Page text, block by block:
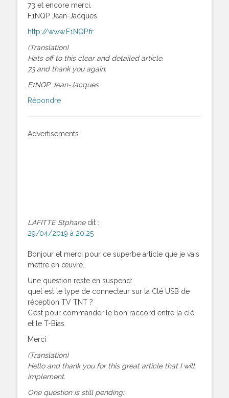
73 et encore merci.
F1NQP Jean-Jacques
http://www.F1NQP.fr
(Translation)
Hats off to this clear and detailed article.
73 and thank you again.
F1NQP Jean-Jacques
Répondre
Advertisements
LAFITTE Stphane dit :
29/04/2019 à 20:25
Bonjour et merci pour ce superbe article que je vais
mettre en œuvre.
Une question reste en suspend:
quel est le type de connecteur sur la Clé USB de
réception TV TNT ?
C’est pour commander le bon raccord entre la clé
et le T-Bias.
Merci
(Translation)
Hello and thank you for this great article that I will
implement.
One question is still pending: